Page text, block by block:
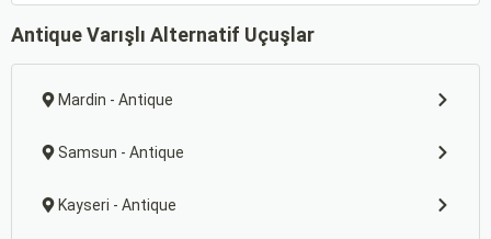
Antique Varışlı Alternatif Uçuşlar
Mardin - Antique
Samsun - Antique
Kayseri - Antique